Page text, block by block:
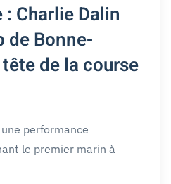
Charlie Dalin
de Bonne-
de la course
performance
le premier marin à